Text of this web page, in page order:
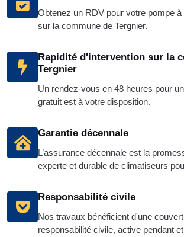
Obtenez un RDV pour votre pompe
sur la commune de Tergnier.
Rapidité d'intervention sur la
Tergnier
Un rendez-vous en 48 heures pour
gratuit est à votre disposition.
Garantie décennale
L’assurance décennale est la
experte et durable de climatiseurs
Responsabilité civile
Nos travaux bénéficient d'une
responsabilité civile, active pendant